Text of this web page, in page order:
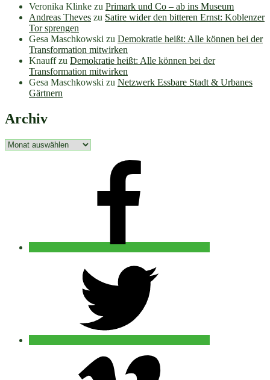
Veronika Klinke zu Primark und Co – ab ins Museum
Andreas Theves zu Satire wider den bitteren Ernst: Koblenzer
Tor sprengen
Gesa Maschkowski zu Demokratie heißt: Alle können bei der
Transformation mitwirken
Knauffzu Demokratie heißt: Alle können bei der
Transformation mitwirken
Gesa Maschkowski zu Netzwerk Essbare Stadt & Urbanes
Gärtnern
Archiv
Archiv